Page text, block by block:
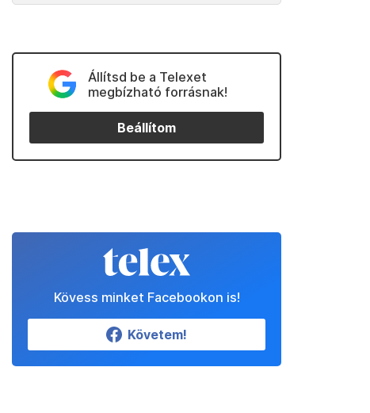
Állítsd be a Telexet
megbízható forrásnak!
Beállítom
Kövess minket Facebookon is!
Követem!